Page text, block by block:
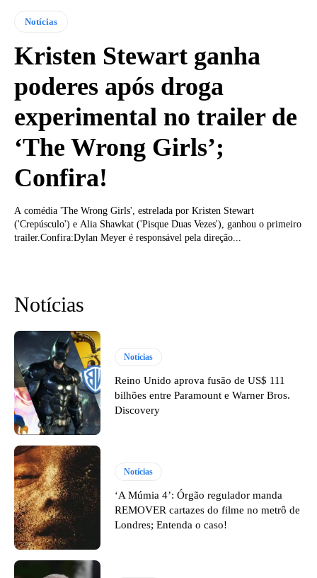
Notícias
Kristen Stewart ganha
poderes após droga
experimental no trailer de
‘The Wrong Girls’;
Confira!
A comédia 'The Wrong Girls', estrelada por Kristen Stewart
('Crepúsculo') e Alia Shawkat ('Pisque Duas Vezes'), ganhou o primeiro
trailer.Confira:Dylan Meyer é responsável pela direção...
Notícias
Notícias
Reino Unido aprova fusão de US$ 111
bilhões entre Paramount e Warner Bros.
Discovery
Notícias
‘A Múmia 4’: Órgão regulador manda
REMOVER cartazes do filme no metrô de
Londres; Entenda o caso!